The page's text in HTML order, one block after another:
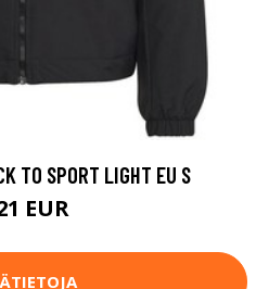
TO SPORT LIGHT EU S
EUR